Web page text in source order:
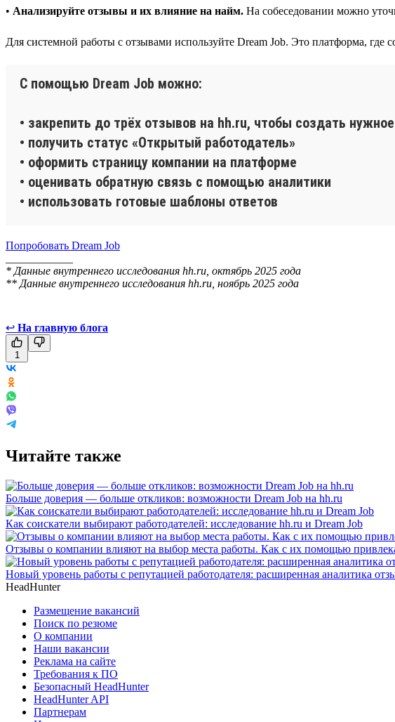
• Анализируйте отзывы и их влияние на найм. На собеседовании можно
Для системной работы с отзывами используйте Dream Job. Это платформа,
С помощью Dream Job можно:
• закрепить до трёх отзывов на hh.ru, чтобы создать
• получить статус «Открытый работодатель»
• оформить страницу компании на платформе
• оценивать обратную связь с помощью аналитики
• использовать готовые шаблоны ответов
Попробовать Dream Job
* Данные внутреннего исследования hh.ru, октябрь 2025 года
** Данные внутреннего исследования hh.ru, ноябрь 2025 года
↩ На главную блога
1
Читайте также
Больше доверия — больше откликов: возможности Dream Job на hh.ru
Как соискатели выбирают работодателей: исследование hh.ru и Dream Job
Отзывы о компании влияют на выбор места работы. Как с их помощью
Новый уровень работы с репутацией работодателя: расширенная аналитика
HeadHunter
Размещение вакансий
Поиск по резюме
О компании
Наши вакансии
Реклама на сайте
Требования к ПО
Безопасный HeadHunter
HeadHunter API
Партнерам